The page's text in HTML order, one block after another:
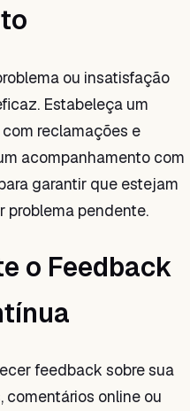
ou insatisfação
Estabeleça um
reclamações e
acompanhamento com
garantir que estejam
problema pendente.
o Feedback
feedback sobre sua
comentários online ou